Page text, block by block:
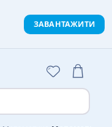
ЗАВАНТАЖИТИ